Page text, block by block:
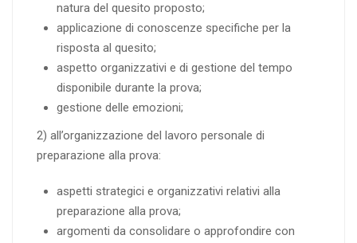
natura del quesito proposto;
applicazione di conoscenze specifiche per la
risposta al quesito;
aspetto organizzativi e di gestione del tempo
disponibile durante la prova;
gestione delle emozioni;
2) all’organizzazione del lavoro personale di
preparazione alla prova:
aspetti strategici e organizzativi relativi alla
preparazione alla prova;
argomenti da consolidare o approfondire con